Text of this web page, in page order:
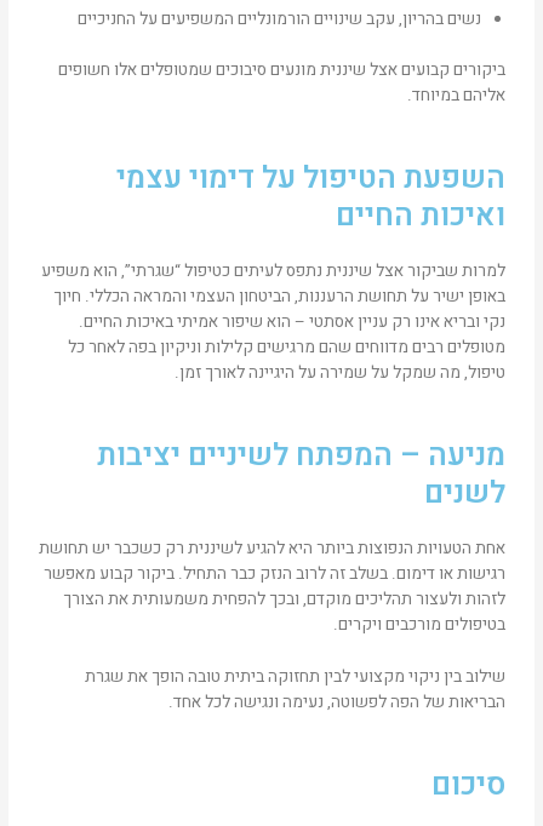
נשים בהריון, עקב שינויים הורמונליים המשפיעים על החניכיים
ביקורים קבועים אצל שיננית מונעים סיבוכים שמטופלים אלו חשופים
אליהם במיוחד.
השפעת הטיפול על דימוי עצמי
ואיכות החיים
למרות שביקור אצל שיננית נתפס לעיתים כטיפול “שגרתי”, הוא משפיע
באופן ישיר על תחושת הרעננות, הביטחון העצמי והמראה הכללי. חיוך
נקי ובריא אינו רק עניין אסתטי – הוא שיפור אמיתי באיכות החיים.
מטופלים רבים מדווחים שהם מרגישים קלילות וניקיון בפה לאחר כל
טיפול, מה שמקל על שמירה על היגיינה לאורך זמן.
מניעה – המפתח לשיניים יציבות
לשנים
אחת הטעויות הנפוצות ביותר היא להגיע לשיננית רק כשכבר יש תחושת
רגישות או דימום. בשלב זה לרוב הנזק כבר התחיל. ביקור קבוע מאפשר
לזהות ולעצור תהליכים מוקדם, ובכך להפחית משמעותית את הצורך
בטיפולים מורכבים ויקרים.
שילוב בין ניקוי מקצועי לבין תחזוקה ביתית טובה הופך את שגרת
הבריאות של הפה לפשוטה, נעימה ונגישה לכל אחד.
סיכום